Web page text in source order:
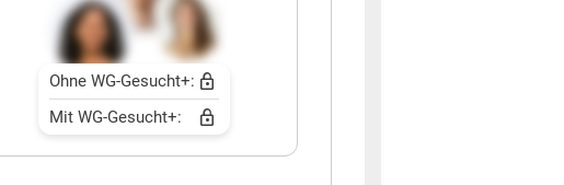
Ohne WG-Gesucht+:
Mit WG-Gesucht+: